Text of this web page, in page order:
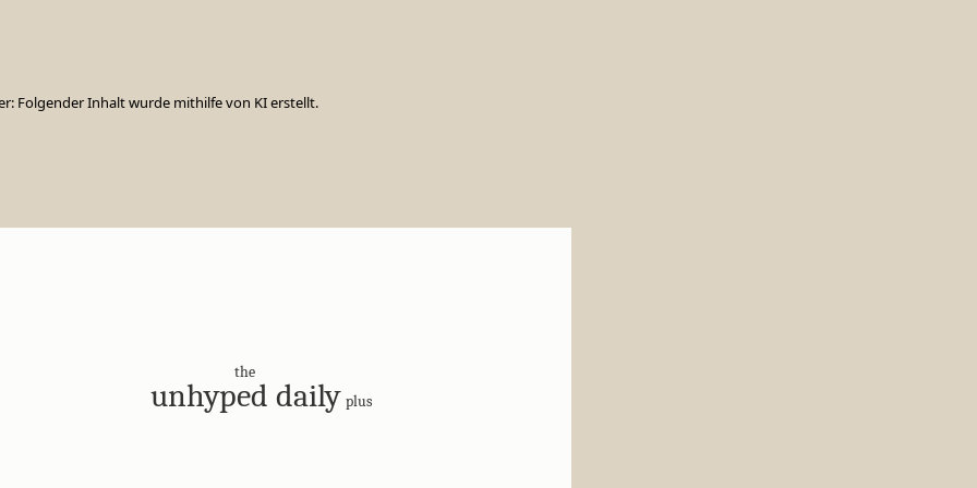
Folgender Inhalt wurde mithilfe von KI erstellt.
the
unhyped daily plus